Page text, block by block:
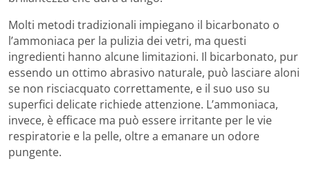
Molti metodi tradizionali impiegano il bicarbonato o
l’ammoniaca per la pulizia dei vetri, ma questi
ingredienti hanno alcune limitazioni. Il bicarbonato, pur
essendo un ottimo abrasivo naturale, può lasciare aloni
se non risciacquato correttamente, e il suo uso su
superfici delicate richiede attenzione. L’ammoniaca,
invece, è efficace ma può essere irritante per le vie
respiratorie e la pelle, oltre a emanare un odore
pungente.